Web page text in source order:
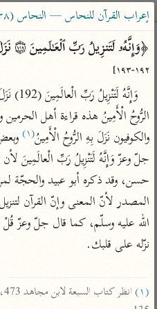
ساهم معنا في نشر
الباحث
بحث تفسير
characters for results.
Type 1 or more
characters for results.
أمّهات
تفسير الطبري
تفسير ابن كثير
تفسير القرطبي
عامّة
فتح
فتح
موسوعات
إعراب القرآن للنحاس — النحاس (٣٣٨ هـ)
﴿وَإِنَّهُۥ لَتَنزِیلُ رَبِّ ٱلۡعَـٰلَمِینَ ۝١٩٢ نَزَلَ بِهِ ٱلرُّوحُ ٱلۡأَمِینُ ۝١٩٣﴾
١٩٢-١٩٣]
والكوفيون نَزَلَ بِهِ الرُّوحُ الْأَمِينُ(١)
الله عليه وسلّم، كما قال جلّ وعزّ
نزّله على قلبك.
(١)